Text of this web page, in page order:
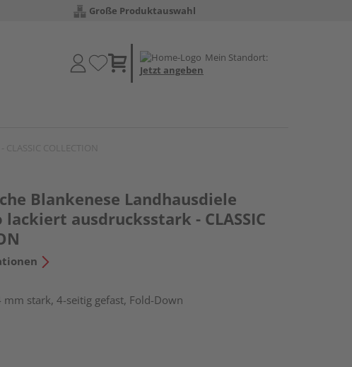
Große Produktauswahl
Mein Standort:
Jetzt angeben
Blankenese Landhausdiele
ausdrucksstark - CLASSIC
stark, 4-seitig gefast, Fold-Down